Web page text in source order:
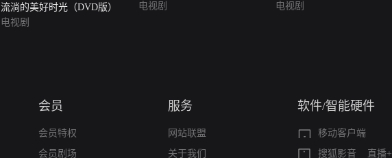
流淌的美好时光（DVD版）
电视剧
电视剧
电视剧
会员
会员特权
会员剧场
服务
网站联盟
关于我们
软件/智能硬件
移动客户端
搜狐影音
直播+